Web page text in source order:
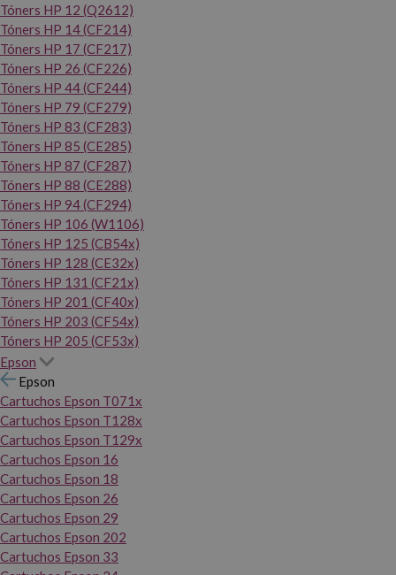
Tóners HP 12 (Q2612)
Tóners HP 14 (CF214)
Tóners HP 17 (CF217)
Tóners HP 26 (CF226)
Tóners HP 44 (CF244)
Tóners HP 79 (CF279)
Tóners HP 83 (CF283)
Tóners HP 85 (CE285)
Tóners HP 87 (CF287)
Tóners HP 88 (CE288)
Tóners HP 94 (CF294)
Tóners HP 106 (W1106)
Tóners HP 125 (CB54x)
Tóners HP 128 (CE32x)
Tóners HP 131 (CF21x)
Tóners HP 201 (CF40x)
Tóners HP 203 (CF54x)
Tóners HP 205 (CF53x)
Epson
Epson
Cartuchos Epson T071x
Cartuchos Epson T128x
Cartuchos Epson T129x
Cartuchos Epson 16
Cartuchos Epson 18
Cartuchos Epson 26
Cartuchos Epson 29
Cartuchos Epson 202
Cartuchos Epson 33